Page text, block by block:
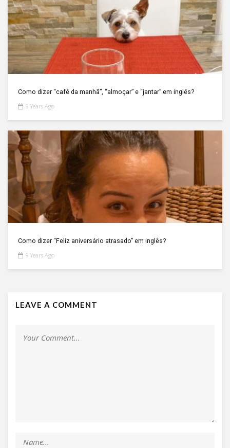
Como dizer “café da manhã”, “almoçar” e “jantar” em inglês?
9 Years Ago
Como dizer “Feliz aniversário atrasado” em inglês?
9 Years Ago
LEAVE A COMMENT